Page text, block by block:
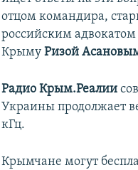
отцом командира,
российским
Крыму Ризой
Радио Крым.Реалии
Украины продолжает
кГц.
Крымчане могут